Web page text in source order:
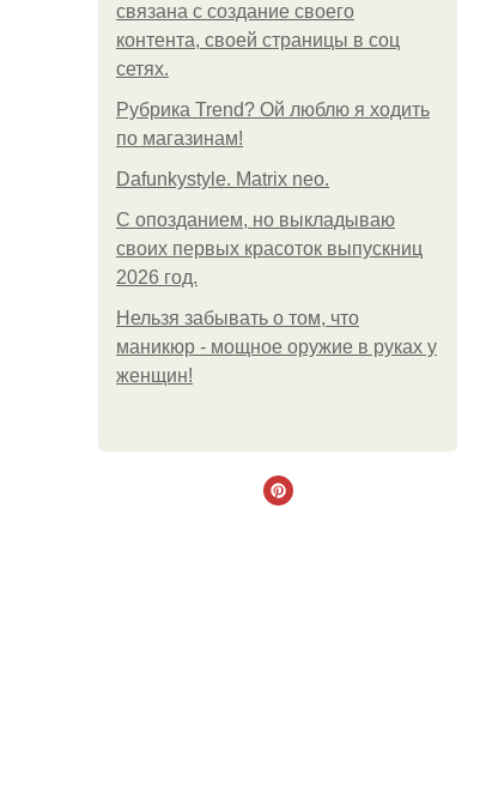
связана с создание своего
контента, своей страницы в соц
сетях.
Рубрика Trend? Ой люблю я ходить
по магазинам!
Dafunkystyle. Matrix neo.
С опозданием, но выкладываю
своих первых красоток выпускниц
2026 год.
Нельзя забывать о том, что
маникюр - мощное оружие в руках у
женщин!